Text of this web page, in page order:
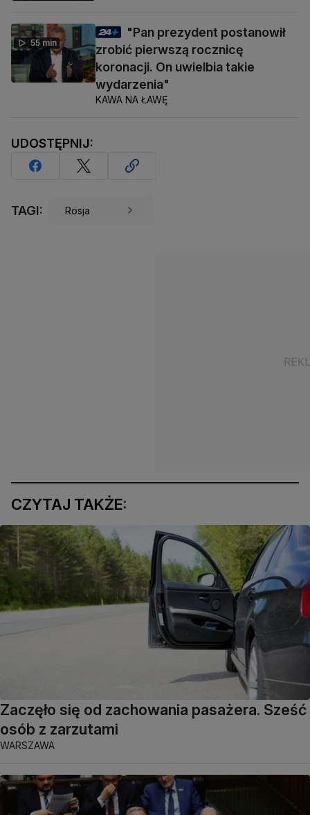
55 min
"Pan prezydent postanowił
zrobić pierwszą rocznicę
koronacji. On uwielbia takie
wydarzenia"
KAWA NA ŁAWĘ
UDOSTĘPNIJ:
TAGI: Rosja
CZYTAJ TAKŻE:
Zaczęło się od zachowania pasażera. Sześć
osób z zarzutami
WARSZAWA